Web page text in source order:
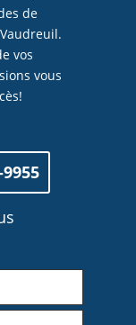
de
vos
vous